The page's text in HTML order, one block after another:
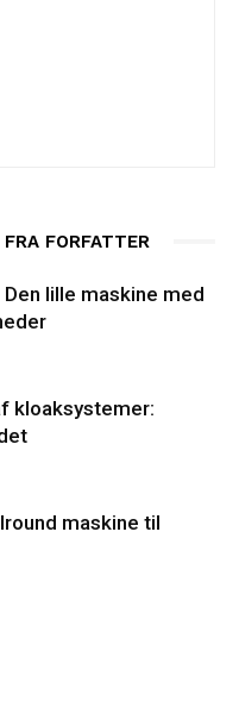
FRA FORFATTER
lille maskine med
kloaksystemer:
maskine til